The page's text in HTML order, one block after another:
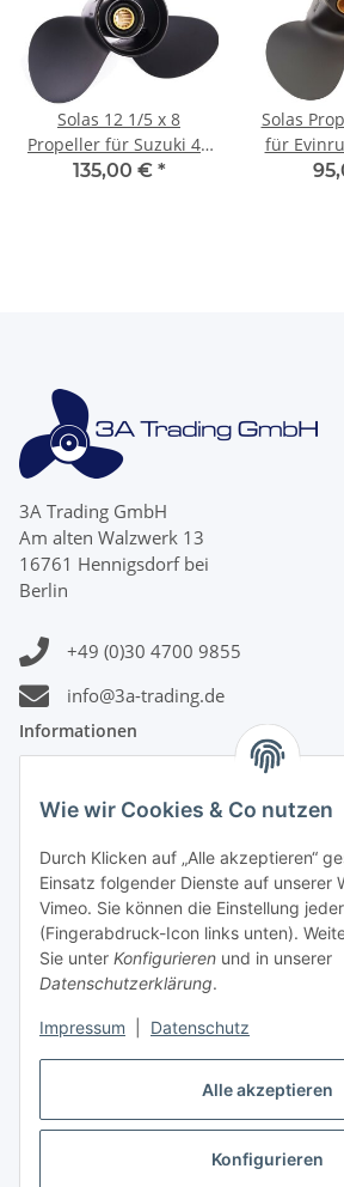
Alle akzeptieren
Konfigurieren
Wie wir Cookies & Co nutzen
Durch Klicken auf „Alle akzeptieren“
Einsatz folgender Dienste auf unserer
Vimeo. Sie können die Einstellung
(Fingerabdruck-Icon links unten).
Sie unter Konfigurieren und in unserer
Datenschutzerklärung.
Impressum Datenschutz
Solas 12 1/5 x 8
Propeller für Suzuki 40
50 60 PS 3 Blatt mit 13
135,00 € *
Solas
für
-15 PS
3A Trading GmbH
Am alten Walzwerk 13
16761 Hennigsdorf bei
Berlin
+49 (0)30 4700 9855
info@3a-trading.de
Informationen
Gesetzliche Informationen
Zahlungsinformationen
Versandinformationen